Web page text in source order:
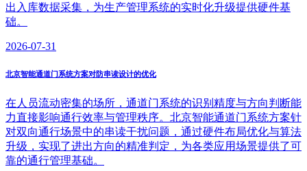
出入库数据采集，为生产管理系统的实时化升级提供硬件基
础。
2026-07-31
北京智能通道门系统方案对防串读设计的优化
在人员流动密集的场所，通道门系统的识别精度与方向判断能
力直接影响通行效率与管理秩序。北京智能通道门系统方案针
对双向通行场景中的串读干扰问题，通过硬件布局优化与算法
升级，实现了进出方向的精准判定，为各类应用场景提供了可
靠的通行管理基础。